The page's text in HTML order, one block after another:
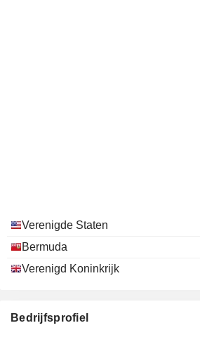
Verenigde Staten
Bermuda
Verenigd Koninkrijk
Bedrijfsprofiel